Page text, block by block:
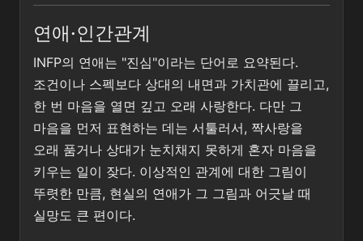
연애·인간관계
INFP의 연애는 "진심"이라는 단어로 요약된다.
조건이나 스펙보다 상대의 내면과 가치관에 끌리고,
한 번 마음을 열면 깊고 오래 사랑한다. 다만 그
마음을 먼저 표현하는 데는 서툴러서, 짝사랑을
오래 품거나 상대가 눈치채지 못하게 혼자 마음을
키우는 일이 잦다. 이상적인 관계에 대한 그림이
뚜렷한 만큼, 현실의 연애가 그 그림과 어긋날 때
실망도 큰 편이다.